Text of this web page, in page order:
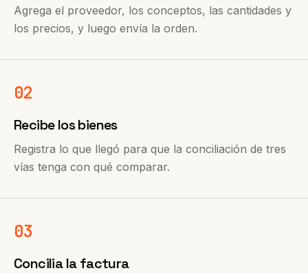
Agrega el proveedor, los conceptos, las cantidades y
los precios, y luego envía la orden.
02
Recibe los bienes
Registra lo que llegó para que la conciliación de tres
vías tenga con qué comparar.
03
Concilia la factura